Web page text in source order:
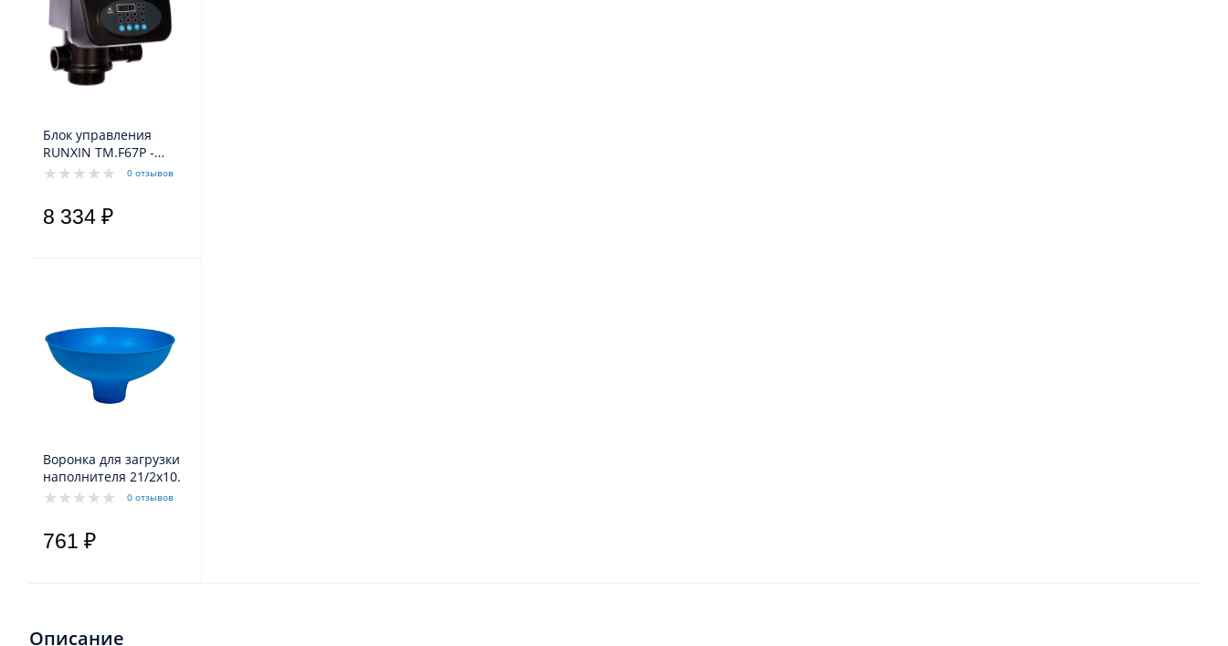
Блок управления
RUNXIN TM.F67P -
фильтр., до 4,5 м3/ч
0 отзывов
8 334 ₽
Воронка для загрузки
наполнителя 21/2х10.
0 отзывов
761 ₽
Описание